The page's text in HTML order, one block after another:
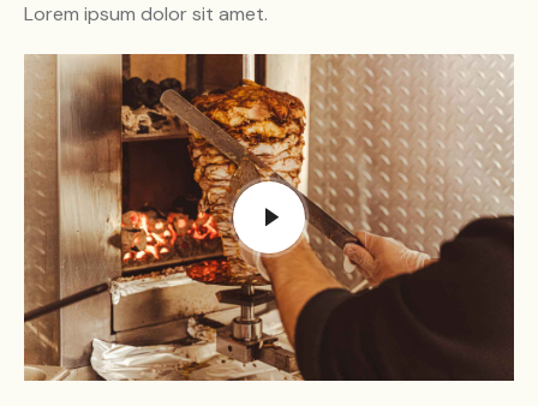
Lorem ipsum dolor sit amet.